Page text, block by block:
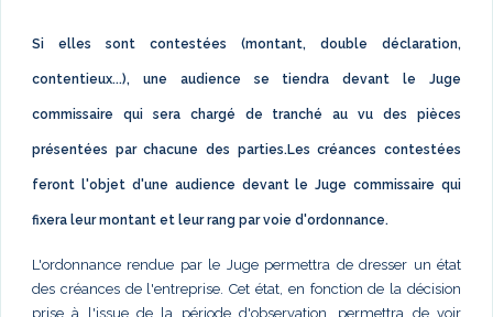
Si elles sont contestées (montant, double déclaration,
contentieux...), une audience se tiendra devant le Juge
commissaire qui sera chargé de tranché au vu des pièces
présentées par chacune des parties.Les créances contestées
feront l'objet d'une audience devant le Juge commissaire qui
fixera leur montant et leur rang par voie d'ordonnance.
L'ordonnance rendue par le Juge permettra de dresser un état
des créances de l'entreprise. Cet état, en fonction de la décision
prise à l'issue de la période d'observation, permettra de voir